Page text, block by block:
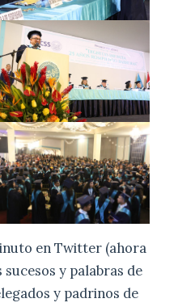
en Twitter (ahora
y palabras de
y padrinos de